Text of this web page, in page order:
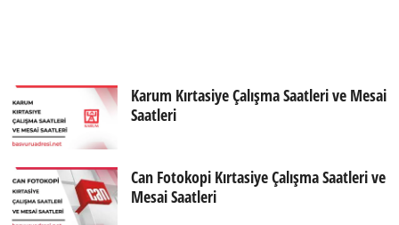
Karum Kırtasiye Çalışma Saatleri ve Mesai
Saatleri
Can Fotokopi Kırtasiye Çalışma Saatleri ve
Mesai Saatleri